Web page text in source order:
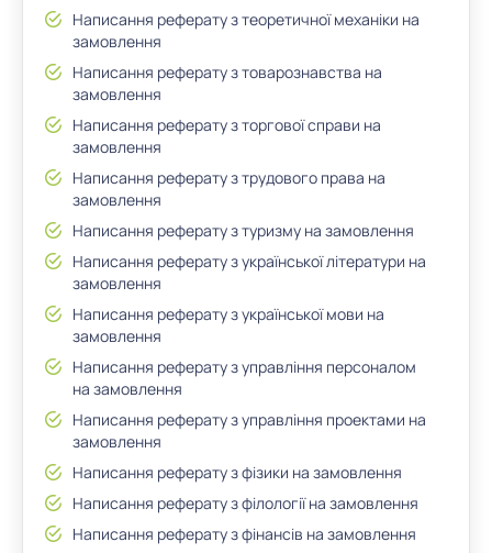
Написання реферату з теоретичної механіки на
замовлення
Написання реферату з товарознавства на
замовлення
Написання реферату з торгової справи на
замовлення
Написання реферату з трудового права на
замовлення
Написання реферату з туризму на замовлення
Написання реферату з української літератури на
замовлення
Написання реферату з української мови на
замовлення
Написання реферату з управління персоналом
на замовлення
Написання реферату з управління проектами на
замовлення
Написання реферату з фізики на замовлення
Написання реферату з філології на замовлення
Написання реферату з фінансів на замовлення